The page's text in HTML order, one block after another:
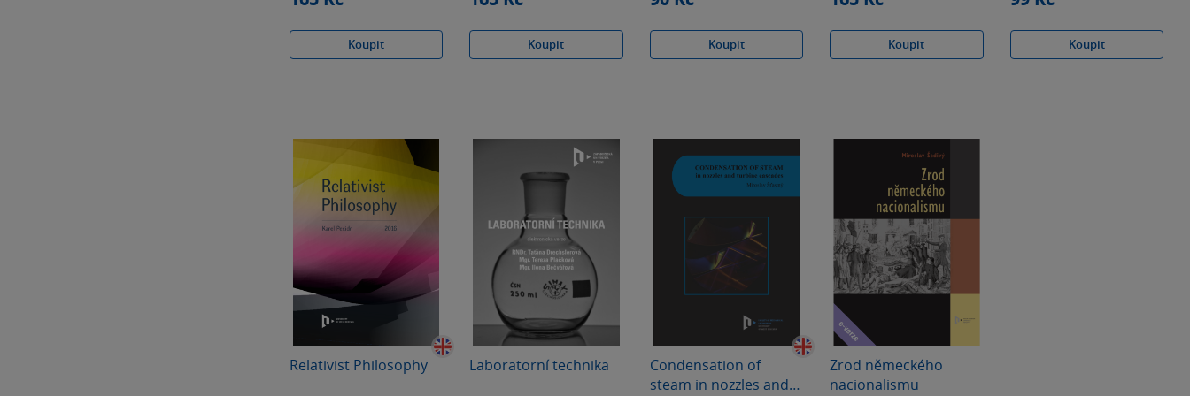
Koupit Koupit Koupit Koupit Koupit
Relativist Philosophy Laboratorní technika
Condensation of
steam in nozzles and
Zrod německého
nacionalismu